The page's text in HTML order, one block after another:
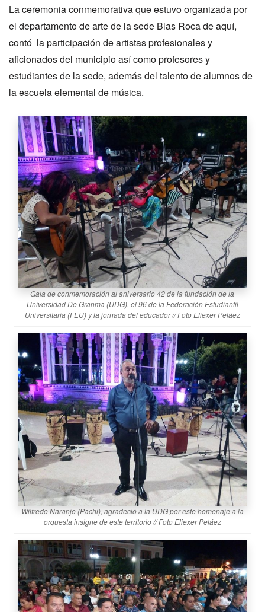
La ceremonia conmemorativa que estuvo organizada por
el departamento de arte de la sede Blas Roca de aquí,
contó la participación de artistas profesionales y
aficionados del municipio así como profesores y
estudiantes de la sede, además del talento de alumnos de
la escuela elemental de música.
Gala de conmemoración al aniversario 42 de la fundación de la
Universidad De Granma (UDG), el 96 de la Federación Estudiantil
Universitaria (FEU) y la jornada del educador // Foto Eliexer Peláez
Wilfredo Naranjo (Pachi), agradeció a la UDG por este homenaje a la
orquesta insigne de este territorio // Foto Eliexer Peláez